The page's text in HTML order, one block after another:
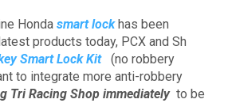
Honda smart lockhas been
products today, PCX and Sh
Smart Lock Kit
(no robbery
to integrate more anti-robbery
Tri Racing Shop immediatelyto be